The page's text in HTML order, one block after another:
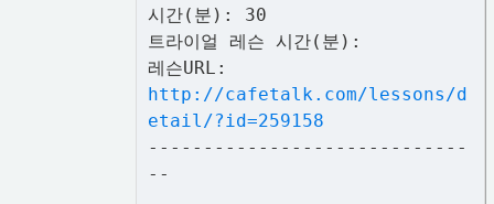
시간(분): 30
트라이얼 레슨 시간(분):
레슨URL:
http://cafetalk.com/lessons/d
etail/?id=259158
-----------------------------
--